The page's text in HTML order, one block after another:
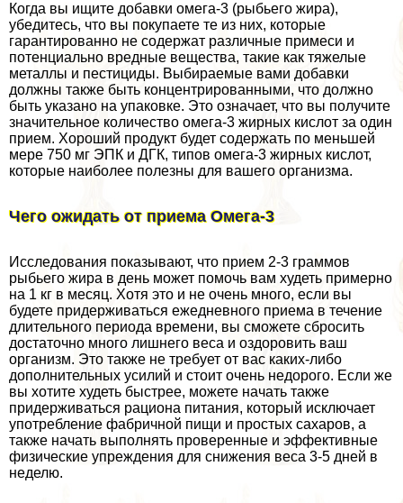
Когда вы ищите добавки омега-3 (рыбьего жира),
убедитесь, что вы покупаете те из них, которые
гарантированно не содержат различные примеси и
потенциально вредные вещества, такие как тяжелые
металлы и пестициды. Выбираемые вами добавки
должны также быть концентрированными, что должно
быть указано на упаковке. Это означает, что вы получите
значительное количество омега-3 жирных кислот за один
прием. Хороший продукт будет содержать по меньшей
мере 750 мг ЭПК и ДГК, типов омега-3 жирных кислот,
которые наиболее полезны для вашего организма.
Чего ожидать от приема Омега-3
Исследования показывают, что прием 2-3 граммов
рыбьего жира в день может помочь вам худеть примерно
на 1 кг в месяц. Хотя это и не очень много, если вы
будете придерживаться ежедневного приема в течение
длительного периода времени, вы сможете сбросить
достаточно много лишнего веса и оздоровить ваш
организм. Это также не требует от вас каких-либо
дополнительных усилий и стоит очень недорого. Если же
вы хотите худеть быстрее, можете начать также
придерживаться рациона питания, который исключает
употрeбление фабричной пищи и простых сахаров, а
также начать выполнять проверенные и эффективные
физические упреждения для снижения веса 3-5 дней в
неделю.